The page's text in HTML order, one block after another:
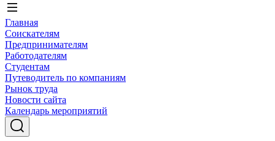
Главная
Соискателям
Предпринимателям
Работодателям
Студентам
Путеводитель по компаниям
Рынок труда
Новости сайта
Календарь мероприятий